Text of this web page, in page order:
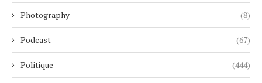
Photography (8)
Podcast (67)
Politique (444)